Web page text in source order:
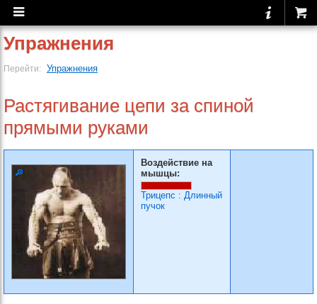
Упражнения
Перейти: Упражнения
Растягивание цепи за спи­ной
прямыми руками
Воздействие на
мышцы:
Трицепс : Длинный
пучок